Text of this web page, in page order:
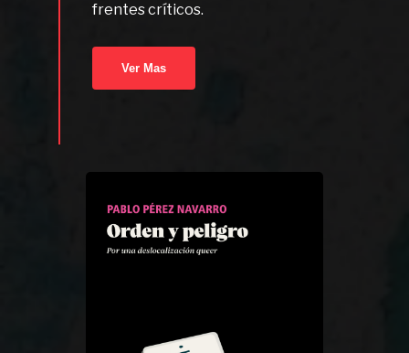
frentes críticos.
Ver Mas